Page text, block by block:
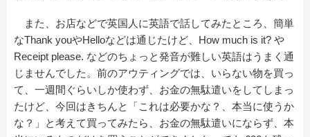
また、お店などで英国人に英語で話してみたところ、簡単
なThank youやHelloなどは通じたけど、How much is it? や
Receipt please. などのちょっと発音が難しい英語はうまく通
じませんでした。前のアウティングでは、いらない物を買っ
て、一週間ぐらいしか使わず、お金の無駄遣いをしてしまっ
たけど、今回はきちんと「これは必要かな？、本当に使うか
な？」と考えて買ってみたら、お金の無駄遣いにならず、本